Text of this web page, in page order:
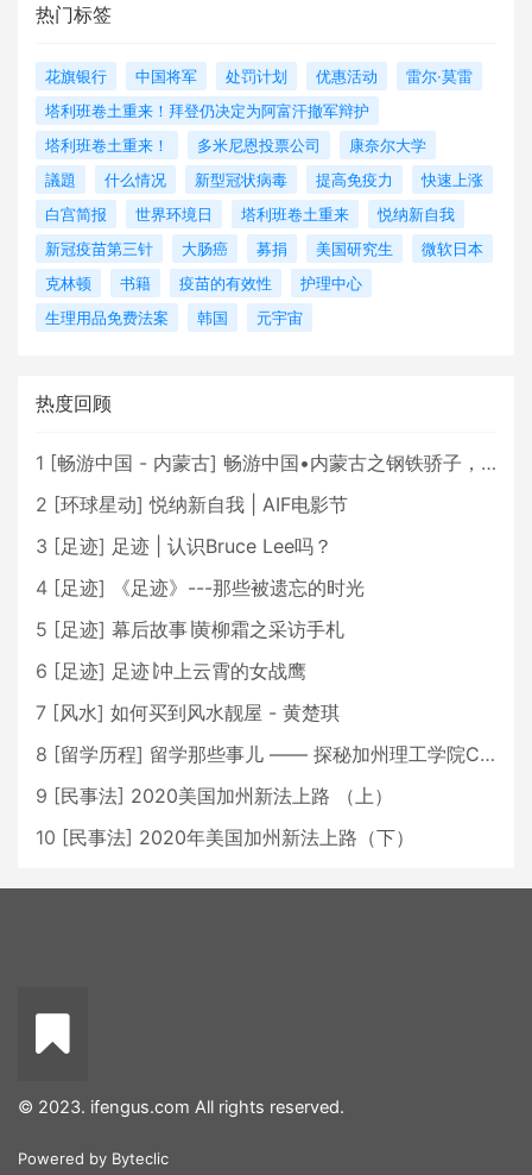
热门标签
花旗银行 中国将军 处罚计划 优惠活动
雷尔·莫雷
塔利班卷土重来！拜登仍决定为阿富汗撤军辩护
塔利班卷土重来！
多米尼恩投票公司
康奈尔大学
議題
什么情况 新型冠状病毒 提高免疫力
快速上涨
白宫简报
世界环境日 塔利班卷土重来
悦纳新自我
新冠疫苗第三针
大肠癌 募捐 美国研究生
微软日本
克林顿
书籍 疫苗的有效性
护理中心
生理用品免费法案
韩国 元宇宙
热度回顾
1 [畅游中国 - 内蒙古] 畅游中国•内蒙古之钢铁骄子，魅力包头
2 [环球星动] 悦纳新自我 | AIF电影节
3 [足迹] 足迹 | 认识Bruce Lee吗？
4 [足迹]
《足迹》---那些被遗忘的时光
5 [足迹] 幕后故事∣黄柳霜之采访手札
6 [足迹] 足迹∣冲上云霄的女战鹰
7 [风水] 如何买到风水靓屋 - 黄楚琪
8 [留学历程] 留学那些事儿 —— 探秘加州理工学院Caltech博士生活 [上集]
9 [民事法] 2020美国加州新法上路 （上）
10 [民事法] 2020年美国加州新法上路（下）
© 2023. ifengus.com All rights reserved.
Powered by Byteclic